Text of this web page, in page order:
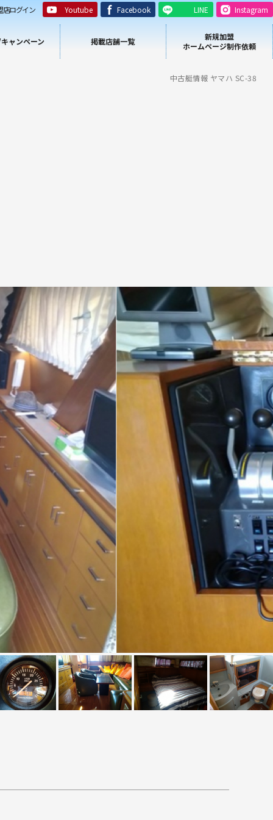
店ログイン Youtube Facebook LINE Instagram
ャンペーン 掲載店舗一覧
新規加盟
ホームページ制作依頼
中古艇情報 ヤマハ SC-38